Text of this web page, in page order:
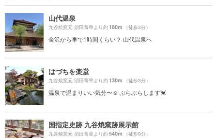
山代温泉
九谷焼窯元 須田菁華より約180m （徒歩3分）
金沢から車で1時間くらい？ 山代温泉へ
はづちを楽堂
九谷焼窯元 須田菁華より約130m （徒歩3分）
温泉で温まりいい気分〜☺️ ぶらぶらします💓
国指定史跡 九谷焼窯跡展示館
九谷焼窯元 須田菁華より約540m （徒歩9分）